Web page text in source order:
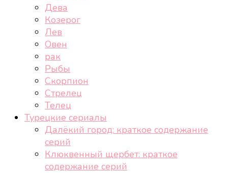
Дева
Козерог
Лев
Овен
рак
Рыбы
Скорпион
Стрелец
Телец
Турецкие сериалы
Далёкий город: краткое содержание
серий
Клюквенный щербет: краткое
содержание серий